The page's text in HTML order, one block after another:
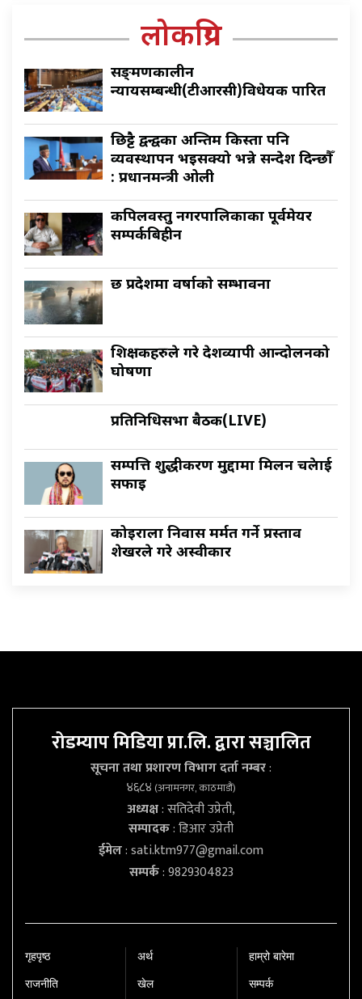
लोकप्रिय
सङ्क्रमणकालीन
न्यायसम्बन्धी(टीआरसी)विधेयक पारित
छिट्टै द्वन्द्वका अन्तिम किस्ता पनि
व्यवस्थापन भइसक्यो भन्ने सन्देश दिन्छौँ
: प्रधानमन्त्री ओली
कपिलवस्तु नगरपालिकाका पूर्वमेयर
सम्पर्कबिहीन
छ प्रदेशमा वर्षाकाे सम्भावना
शिक्षकहरुले गरे देशव्यापी आन्दोलनको
घोषणा
प्रतिनिधिसभा बैठक(LIVE)
सम्पत्ति शुद्धीकरण मुद्दामा मिलन चक्रेलाई
सफाइ
कोइराला निवास मर्मत गर्ने प्रस्ताव
शेखरले गरे अस्वीकार
रोडम्याप मिडिया प्रा.लि. द्वारा सञ्चालित
सूचना तथा प्रशारण विभाग दर्ता नम्बर:
४६८४(अनामनगर, काठमाडौं)
अध्यक्ष: सतिदेवी उप्रेती,
सम्पादक: डिआर उप्रेती
ईमेल:sati.ktm977@gmail.com
सम्पर्क: 9829304823
गृहपृष्‍ठ
राजनीति
अर्थ
खेल
हाम्रो बारेमा
सम्पर्क